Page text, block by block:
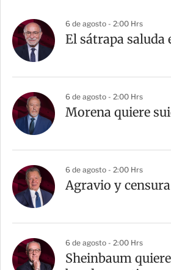
6 de agosto - 2:00 Hrs
El sátrapa saluda
6 de agosto - 2:00 Hrs
Morena quiere
6 de agosto - 2:00 Hrs
Agravio y censura
6 de agosto - 2:00 Hrs
Sheinbaum